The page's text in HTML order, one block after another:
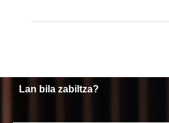
Lan bila zabiltza?